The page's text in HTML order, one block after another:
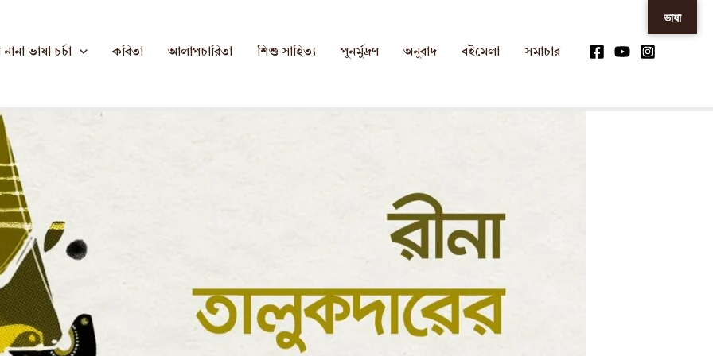
ভাষা চর্চা কবিতা আলাপচারিতা শিশু সাহিত্য পুনর্মুদ্রণ অনুবাদ বইমেলা সমাচার
ভাষা